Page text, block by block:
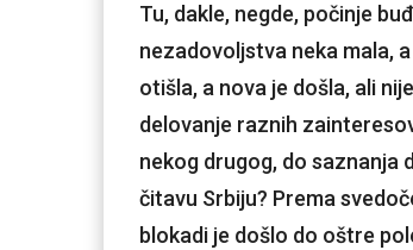
Tu, dakle, negde, počinje
nezadovoljstva neka mala,
otišla, a nova je došla, ali
delovanje raznih
nekog drugog, do saznanja
čitavu Srbiju? Prema
blokadi je došlo do oštre